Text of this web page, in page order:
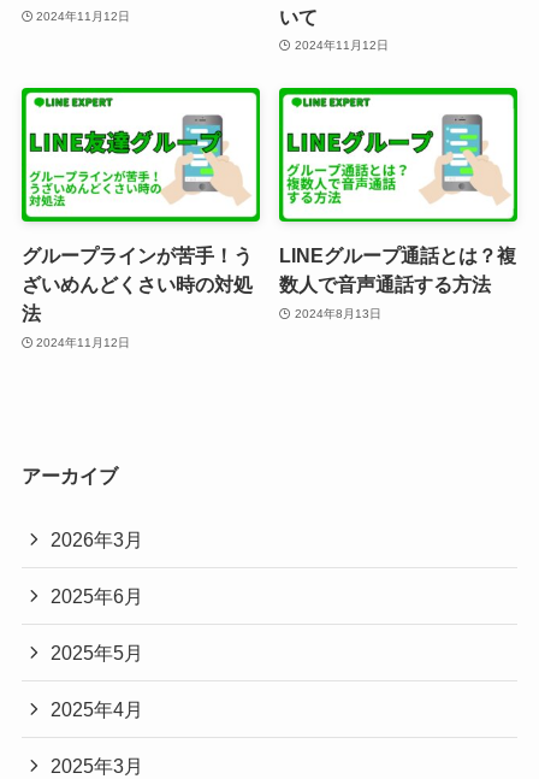
2024年11月12日
いて
2024年11月12日
グループラインが苦手！う
ざいめんどくさい時の対処
法
2024年11月12日
LINEグループ通話とは？複
数人で音声通話する方法
2024年8月13日
アーカイブ
2026年3月
2025年6月
2025年5月
2025年4月
2025年3月